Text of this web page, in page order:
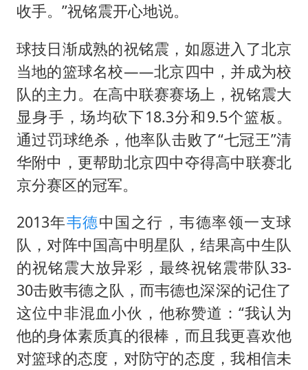
收手。”祝铭震开心地说。
球技日渐成熟的祝铭震，如愿进入了北京
当地的篮球名校——北京四中，并成为校
队的主力。在高中联赛赛场上，祝铭震大
显身手，场均砍下18.3分和9.5个篮板。
通过罚球绝杀，他率队击败了“七冠王”清
华附中，更帮助北京四中夺得高中联赛北
京分赛区的冠军。
2013年韦德中国之行，韦德率领一支球
队，对阵中国高中明星队，结果高中生队
的祝铭震大放异彩，最终祝铭震带队33-
30击败韦德之队，而韦德也深深的记住了
这位中非混血小伙，他称赞道：“我认为
他的身体素质真的很棒，而且我更喜欢他
对篮球的态度，对防守的态度，我相信未